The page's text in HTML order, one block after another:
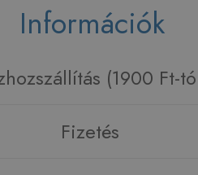
Információk
(1900 Ft-
Fizetés